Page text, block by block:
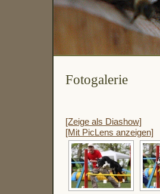
Fotogalerie
[Zeige als Diashow]
[Mit PicLens anzeigen]